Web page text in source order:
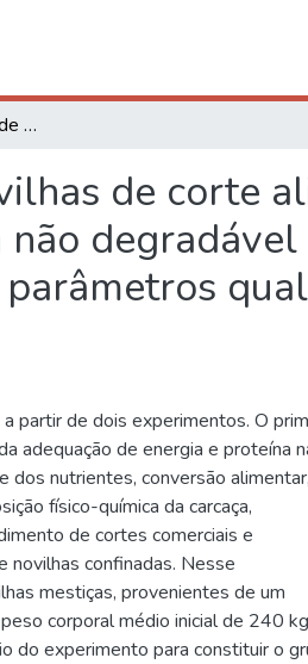
Desempenho e qualidade de carne em novilhas de corte alimentados com dois níveis de concentrado e proteína não degradável no rúmen e influência da maturidade fisiológica sobre parâmetros qualitativos da carcaça e da carne bovina
de corte
partir de dois experimentos. O
adequação de energia e proteína
dos nutrientes, conversão alimentar,
físico-química da carcaça,
de cortes comerciais e
novilhas confinadas. Nesse
mestiças, provenientes de um
corporal médio inicial de 240
do experimento para constituir o